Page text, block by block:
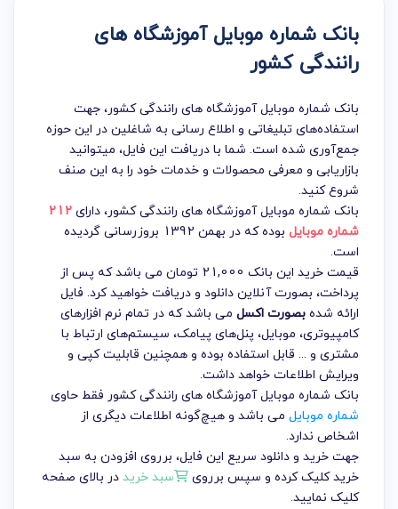
بانک شماره موبایل آموزشگاه های
رانندگی کشور
بانک شماره موبایل آموزشگاه های رانندگی کشور، جهت
استفاده‌های تبلیغاتی و اطلاع رسانی به شاغلین در این حوزه
جمع‌آوری شده است. شما با دریافت این فایل، میتوانید
بازاریابی و معرفی محصولات و خدمات خود را به این صنف
شروع کنید.
بانک شماره موبایل آموزشگاه های رانندگی کشور، دارای212
شماره موبایل
بوده که در بهمن 1392 بروزرسانی گردیده
است.
قیمت خرید این بانک 21,000 تومان می باشد که پس از
پرداخت، بصورت آنلاین دانلود و دریافت خواهید کرد. فایل
ارائه شدهبصورت اکسل می باشد که در تمام نرم افزارهای
کامپیوتری، موبایل، پنل‌های پیامک، سیستم‌های ارتباط با
مشتری و ... قابل استفاده بوده و همچنین قابلیت کپی و
ویرایش اطلاعات خواهد داشت.
بانک شماره موبایل آموزشگاه های رانندگی کشور فقط حاوی
شماره موبایل می باشد و هیچ‌گونه اطلاعات دیگری از
اشخاص ندارد.
جهت خرید و دانلود سریع این فایل، برروی افزودن به سبد
خرید کلیک کرده و سپس برروی
سبد خریددر بالای صفحه
کلیک نمایید.